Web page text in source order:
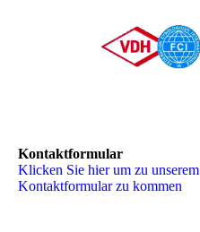
Kontaktformular
Klicken Sie hier um zu unserem
Kon­takt­for­mu­lar zu kommen